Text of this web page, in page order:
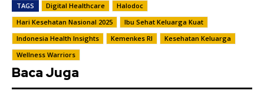
TAGS Digital Healthcare
Halodoc
Hari Kesehatan Nasional 2025
Ibu Sehat Keluarga Kuat
Indonesia Health Insights
Kemenkes RI
Kesehatan Keluarga
Wellness Warriors
Baca Juga